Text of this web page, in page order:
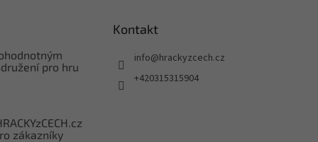
pro hru
zákazníky
Kontakt
info@hrackyzcech.cz
+420315315904